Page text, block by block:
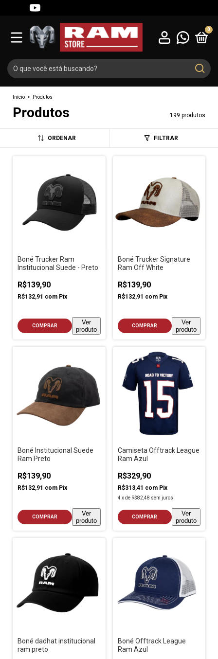
0
Início > Produtos
Produtos 199 produtos
ORDENAR FILTRAR
Boné Trucker Ram
Institucional Suede - Preto
R$139,90
R$132,91 com Pix
COMPRAR
Ver
produto
Boné Trucker Signature
Ram Off White
R$139,90
R$132,91 com Pix
COMPRAR
Ver
produto
Boné Institucional Suede
Ram Preto
R$139,90
R$132,91 com Pix
COMPRAR
Ver
produto
Camiseta Offtrack League
Ram Azul
R$329,90
R$313,41 com Pix
4 xde R$82,48 sem juros
COMPRAR
Ver
produto
Boné dadhat institucional
ram preto
Boné Offtrack League
Ram Azul